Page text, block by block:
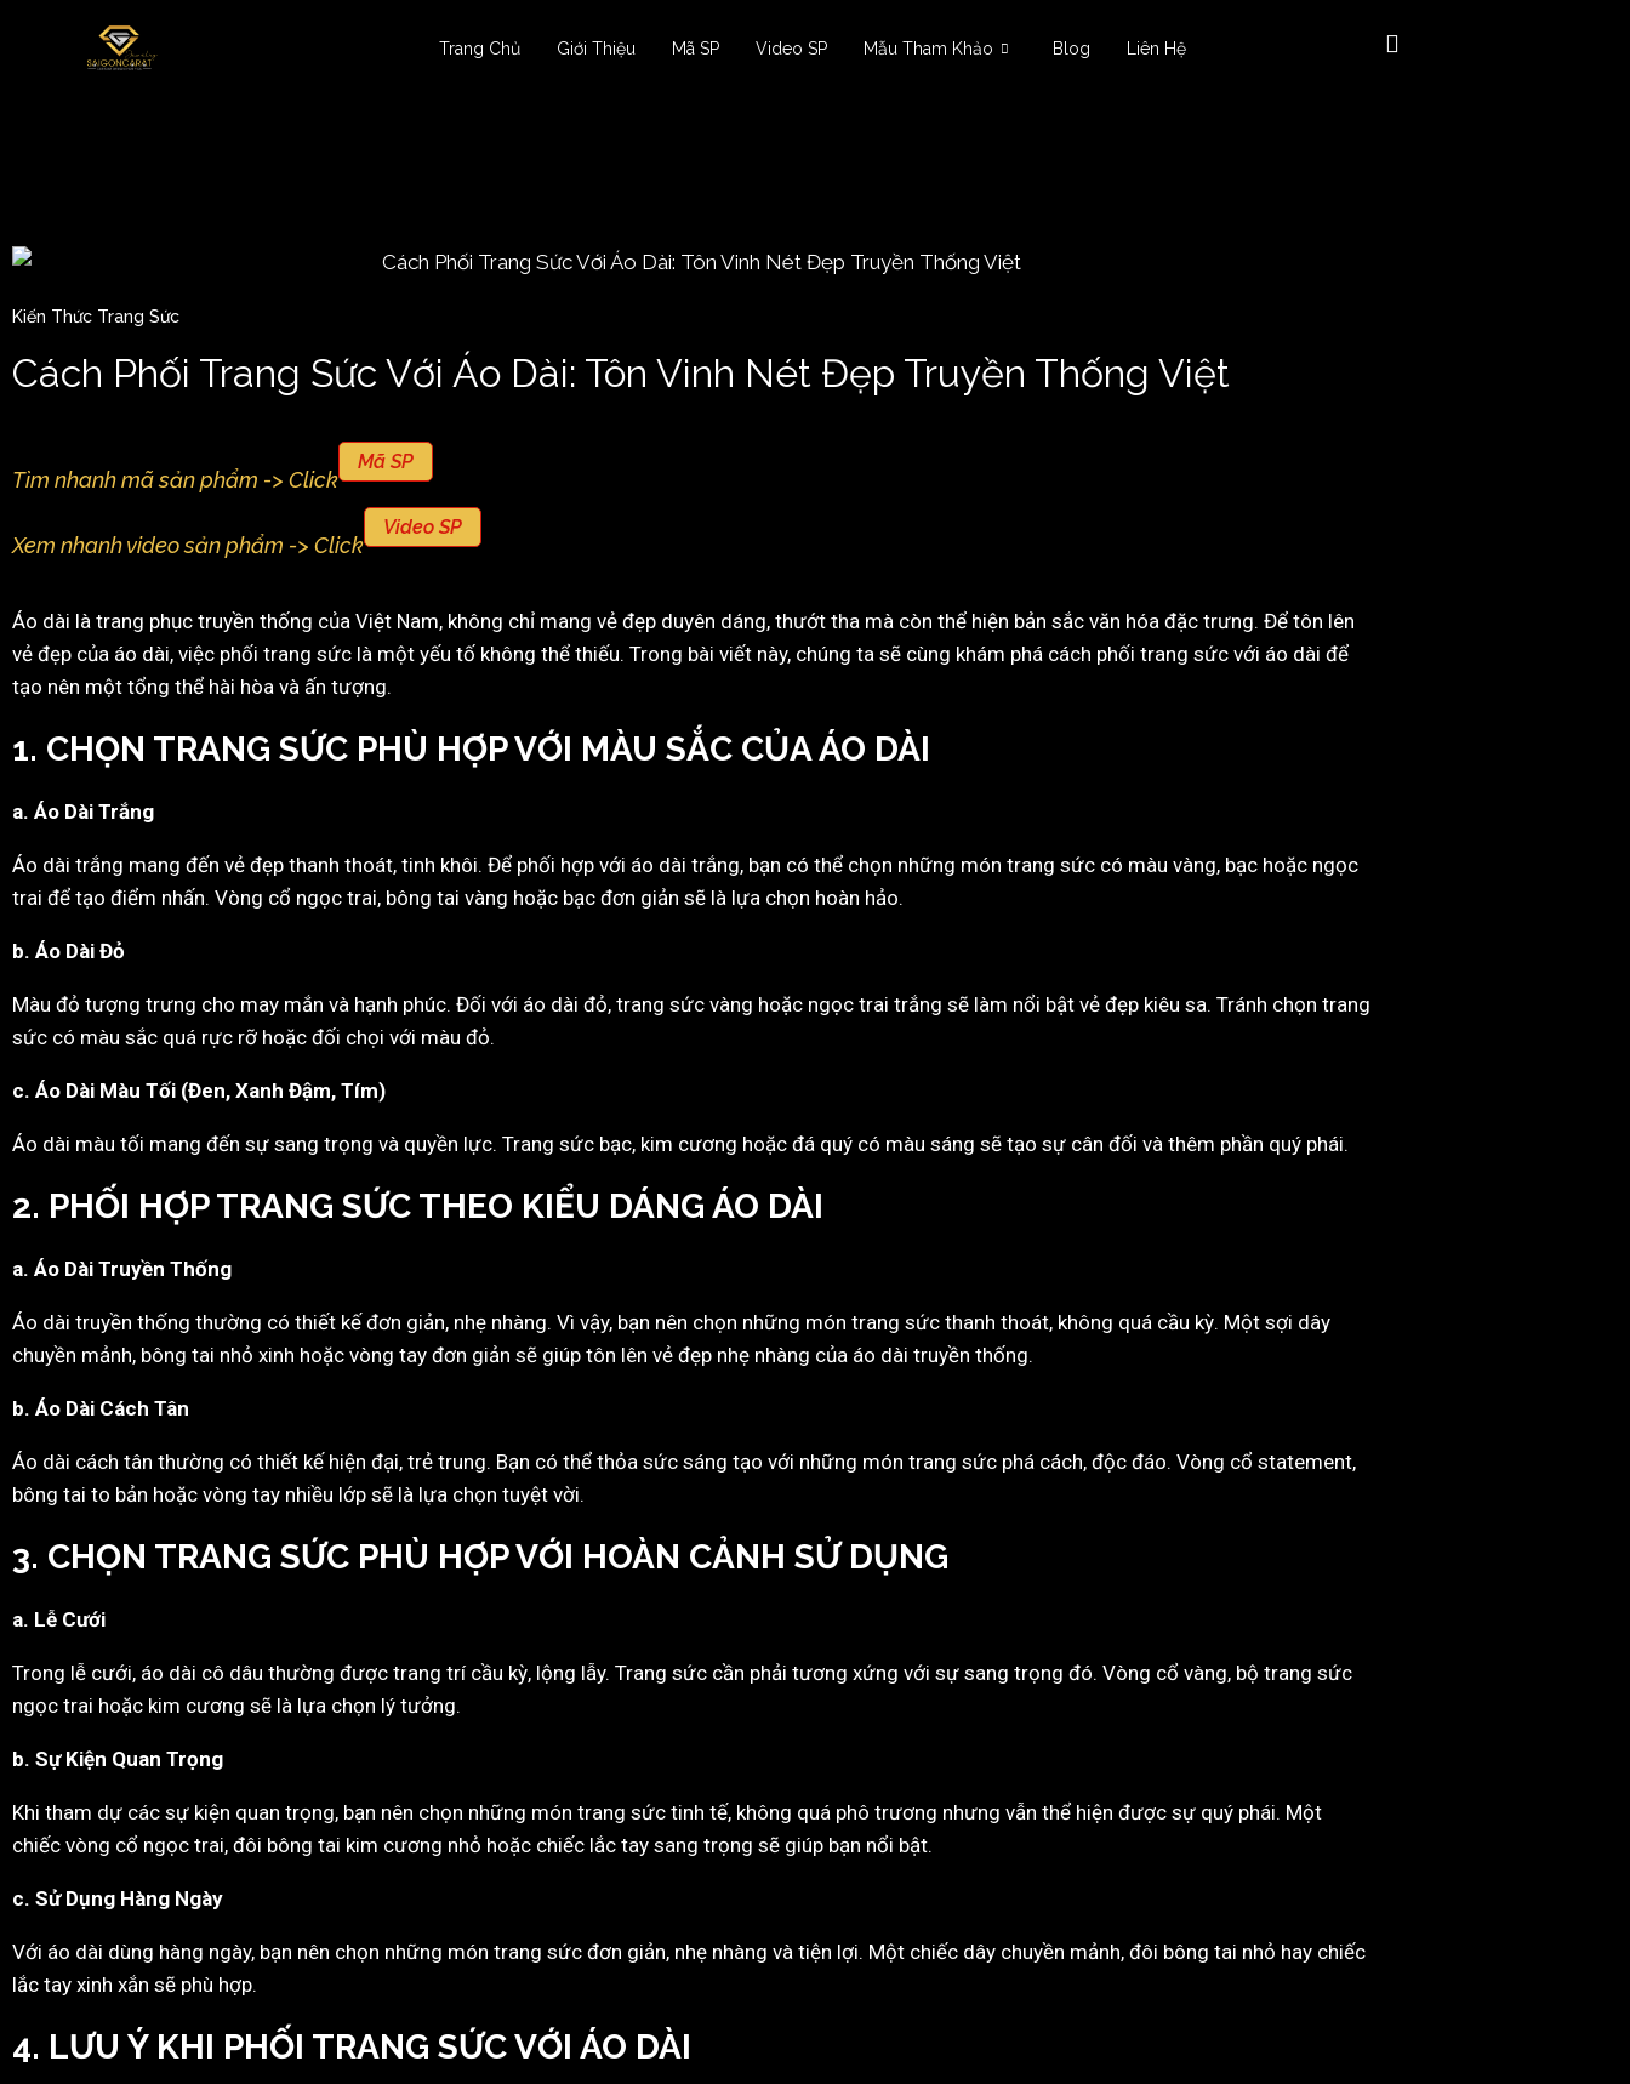
Trang Chủ Giới Thiệu Mã SP Video SP Mẫu Tham Khảo Blog Liên Hệ
Kiến Thức Trang Sức
Cách Phối Trang Sức Với Áo Dài: Tôn Vinh Nét Đẹp Truyền Thống Việt
Tìm nhanh mã sản phẩm -> Click
Mã SP
Xem nhanh video sản phẩm -> Click
Video SP
Áo dài là trang phục truyền thống của Việt Nam, không chỉ mang vẻ đẹp duyên dáng, thướt tha mà còn thể hiện bản sắc văn hóa đặc trưng. Để tôn lên
vẻ đẹp của áo dài, việc phối trang sức là một yếu tố không thể thiếu. Trong bài viết này, chúng ta sẽ cùng khám phá cách phối trang sức với áo dài để
tạo nên một tổng thể hài hòa và ấn tượng.
1. CHỌN TRANG SỨC PHÙ HỢP VỚI MÀU SẮC CỦA ÁO DÀI
a. Áo Dài Trắng
Áo dài trắng mang đến vẻ đẹp thanh thoát, tinh khôi. Để phối hợp với áo dài trắng, bạn có thể chọn những món trang sức có màu vàng, bạc hoặc ngọc
trai để tạo điểm nhấn. Vòng cổ ngọc trai, bông tai vàng hoặc bạc đơn giản sẽ là lựa chọn hoàn hảo.
b. Áo Dài Đỏ
Màu đỏ tượng trưng cho may mắn và hạnh phúc. Đối với áo dài đỏ, trang sức vàng hoặc ngọc trai trắng sẽ làm nổi bật vẻ đẹp kiêu sa. Tránh chọn trang
sức có màu sắc quá rực rỡ hoặc đối chọi với màu đỏ.
c. Áo Dài Màu Tối (Đen, Xanh Đậm, Tím)
Áo dài màu tối mang đến sự sang trọng và quyền lực. Trang sức bạc, kim cương hoặc đá quý có màu sáng sẽ tạo sự cân đối và thêm phần quý phái.
2. PHỐI HỢP TRANG SỨC THEO KIỂU DÁNG ÁO DÀI
a. Áo Dài Truyền Thống
Áo dài truyền thống thường có thiết kế đơn giản, nhẹ nhàng. Vì vậy, bạn nên chọn những món trang sức thanh thoát, không quá cầu kỳ. Một sợi dây
chuyền mảnh, bông tai nhỏ xinh hoặc vòng tay đơn giản sẽ giúp tôn lên vẻ đẹp nhẹ nhàng của áo dài truyền thống.
b. Áo Dài Cách Tân
Áo dài cách tân thường có thiết kế hiện đại, trẻ trung. Bạn có thể thỏa sức sáng tạo với những món trang sức phá cách, độc đáo. Vòng cổ statement,
bông tai to bản hoặc vòng tay nhiều lớp sẽ là lựa chọn tuyệt vời.
3. CHỌN TRANG SỨC PHÙ HỢP VỚI HOÀN CẢNH SỬ DỤNG
a. Lễ Cưới
Trong lễ cưới, áo dài cô dâu thường được trang trí cầu kỳ, lộng lẫy. Trang sức cần phải tương xứng với sự sang trọng đó. Vòng cổ vàng, bộ trang sức
ngọc trai hoặc kim cương sẽ là lựa chọn lý tưởng.
b. Sự Kiện Quan Trọng
Khi tham dự các sự kiện quan trọng, bạn nên chọn những món trang sức tinh tế, không quá phô trương nhưng vẫn thể hiện được sự quý phái. Một
chiếc vòng cổ ngọc trai, đôi bông tai kim cương nhỏ hoặc chiếc lắc tay sang trọng sẽ giúp bạn nổi bật.
c. Sử Dụng Hàng Ngày
Với áo dài dùng hàng ngày, bạn nên chọn những món trang sức đơn giản, nhẹ nhàng và tiện lợi. Một chiếc dây chuyền mảnh, đôi bông tai nhỏ hay chiếc
lắc tay xinh xắn sẽ phù hợp.
4. LƯU Ý KHI PHỐI TRANG SỨC VỚI ÁO DÀI